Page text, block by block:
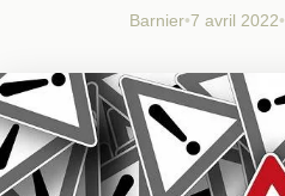
Barnier•7 avril 2022•